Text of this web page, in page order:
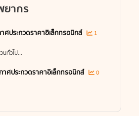
ยากร
าศประกวดราคาอิเล็กทรอนิกส์
1
นทั่วไป...
าศประกวดราคาอิเล็กทรอนิกส์
0